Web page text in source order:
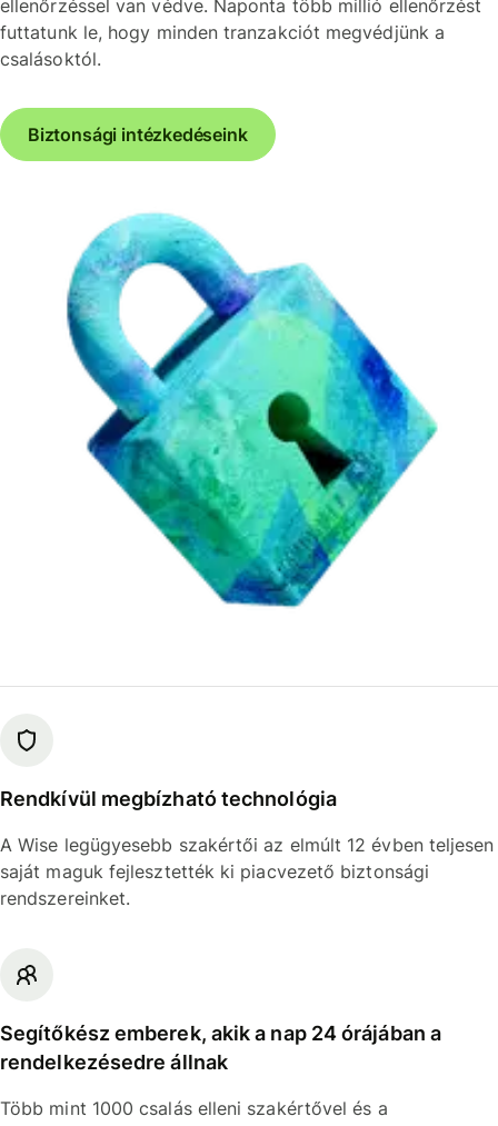
ellenőrzéssel van védve. Naponta több millió ellenőrzést
futtatunk le, hogy minden tranzakciót megvédjünk a
csalásoktól.
Biztonsági intézkedéseink
Rendkívül megbízható technológia
A Wise legügyesebb szakértői az elmúlt 12 évben teljesen
saját maguk fejlesztették ki piacvezető biztonsági
rendszereinket.
Segítőkész emberek, akik a nap 24 órájában a
rendelkezésedre állnak
Több mint 1000 csalás elleni szakértővel és a